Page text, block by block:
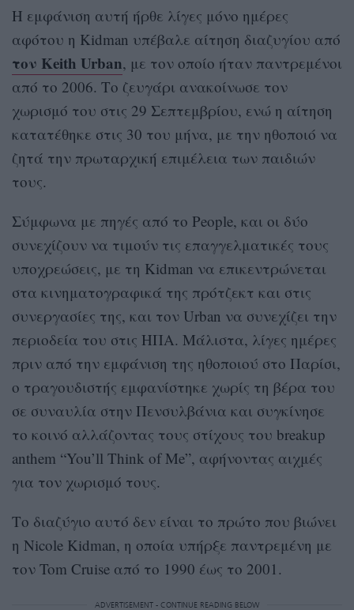
Η εμφάνιση αυτή ήρθε λίγες μόνο ημέρες
αφότου η Kidman υπέβαλε αίτηση διαζυγίου από
τον Keith Urban, με τον οποίο ήταν παντρεμένοι
από το 2006. Το ζευγάρι ανακοίνωσε τον
χωρισμό του στις 29 Σεπτεμβρίου, ενώ η αίτηση
κατατέθηκε στις 30 του μήνα, με την ηθοποιό να
ζητά την πρωταρχική επιμέλεια των παιδιών
τους.
Σύμφωνα με πηγές από το People, και οι δύο
συνεχίζουν να τιμούν τις επαγγελματικές τους
υποχρεώσεις, με τη Kidman να επικεντρώνεται
στα κινηματογραφικά της πρότζεκτ και στις
συνεργασίες της, και τον Urban να συνεχίζει την
περιοδεία του στις ΗΠΑ. Μάλιστα, λίγες ημέρες
πριν από την εμφάνιση της ηθοποιού στο Παρίσι,
ο τραγουδιστής εμφανίστηκε χωρίς τη βέρα του
σε συναυλία στην Πενσυλβάνια και συγκίνησε
το κοινό αλλάζοντας τους στίχους του breakup
anthem “You’ll Think of Me”, αφήνοντας αιχμές
για τον χωρισμό τους.
Το διαζύγιο αυτό δεν είναι το πρώτο που βιώνει
η Nicole Kidman, η οποία υπήρξε παντρεμένη με
τον Tom Cruise από το 1990 έως το 2001.
ADVERTISEMENT - CONTINUE READING BELOW